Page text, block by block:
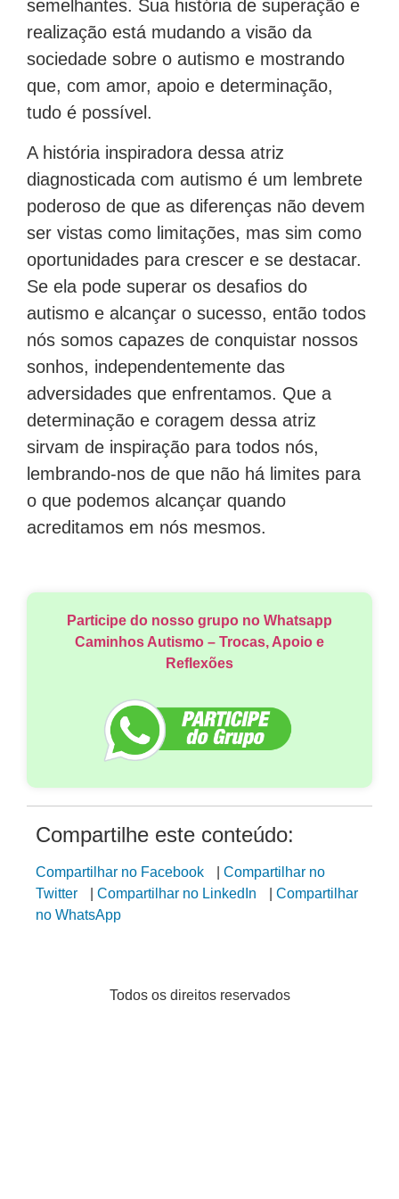
semelhantes. Sua história de superação e
realização está mudando a visão da
sociedade sobre o autismo e mostrando
que, com amor, apoio e determinação,
tudo é possível.
A história inspiradora dessa atriz
diagnosticada com autismo é um lembrete
poderoso de que as diferenças não devem
ser vistas como limitações, mas sim como
oportunidades para crescer e se destacar.
Se ela pode superar os desafios do
autismo e alcançar o sucesso, então todos
nós somos capazes de conquistar nossos
sonhos, independentemente das
adversidades que enfrentamos. Que a
determinação e coragem dessa atriz
sirvam de inspiração para todos nós,
lembrando-nos de que não há limites para
o que podemos alcançar quando
acreditamos em nós mesmos.
Participe do nosso grupo no Whatsapp
Caminhos Autismo – Trocas, Apoio e
Reflexões
Compartilhe este conteúdo:
Compartilhar no Facebook
Compartilhar no
Twitter
Compartilhar no LinkedIn
Compartilhar
no WhatsApp
Todos os direitos reservados